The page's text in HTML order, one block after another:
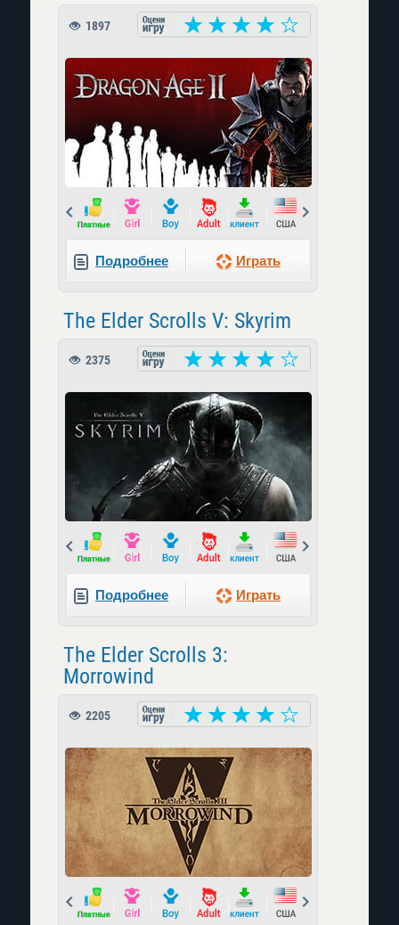
1897
Prev
Подробнее Играть
The Elder Scrolls V: Skyrim
2375
Prev
Подробнее Играть
The Elder Scrolls 3:
Morrowind
2205
Prev